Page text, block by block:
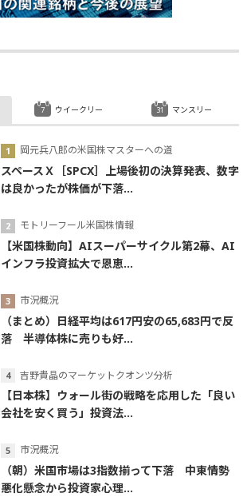
岡元兵八郎の米国株マスターへの道
スペースＸ［SPCX］上場後初の決算発表、数字
は良かったが株価が下落...
モトリーフール米国株情報
【米国株動向】AIスーパーサイクル第2幕、AI
インフラ投資拡大で恩恵...
市況概況
（まとめ）日経平均は617円安の65,683円で反
落 半導体株に売りも好...
吉野貴晶のマーケットクオンツ分析
【日本株】ウォール街の戦略を応用した「良い
会社を安く買う」投資法...
市況概況
（朝）米国市場は3指数揃って下落 中東情勢
悪化懸念から投資家心理...
ウイークリー マンスリー